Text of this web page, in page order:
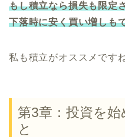
もし積立なら損失も限定
下落時に安く買い増しも
私も積立がオススメですね
第3章：投資を
と